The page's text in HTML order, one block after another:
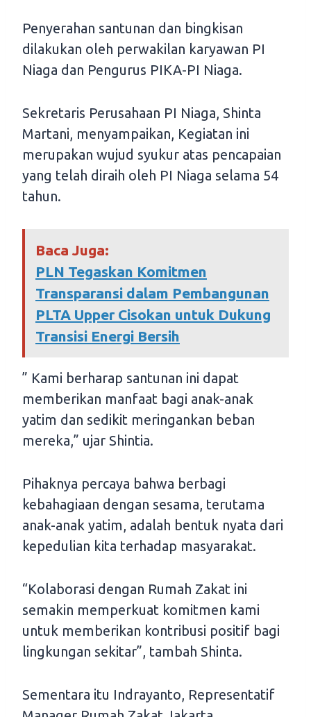
Penyerahan santunan dan bingkisan
dilakukan oleh perwakilan karyawan PI
Niaga dan Pengurus PIKA-PI Niaga.
Sekretaris Perusahaan PI Niaga, Shinta
Martani, menyampaikan, Kegiatan ini
merupakan wujud syukur atas pencapaian
yang telah diraih oleh PI Niaga selama 54
tahun.
Baca Juga:
PLN Tegaskan Komitmen
Transparansi dalam Pembangunan
PLTA Upper Cisokan untuk Dukung
Transisi Energi Bersih
” Kami berharap santunan ini dapat
memberikan manfaat bagi anak-anak
yatim dan sedikit meringankan beban
mereka,” ujar Shintia.
Pihaknya percaya bahwa berbagi
kebahagiaan dengan sesama, terutama
anak-anak yatim, adalah bentuk nyata dari
kepedulian kita terhadap masyarakat.
“Kolaborasi dengan Rumah Zakat ini
semakin memperkuat komitmen kami
untuk memberikan kontribusi positif bagi
lingkungan sekitar”, tambah Shinta.
Sementara itu Indrayanto, Representatif